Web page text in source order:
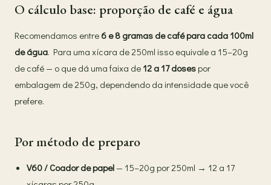
O cálculo base: proporção de café e água
Recomendamos entre 6 e 8 gramas de café para cada 100ml
de água. Para uma xícara de 250ml isso equivale a 15–20g
de café — o que dá uma faixa de 12 a 17 doses por
embalagem de 250g, dependendo da intensidade que você
prefere.
Por método de preparo
V60 / Coador de papel— 15–20g por 250ml → 12 a 17